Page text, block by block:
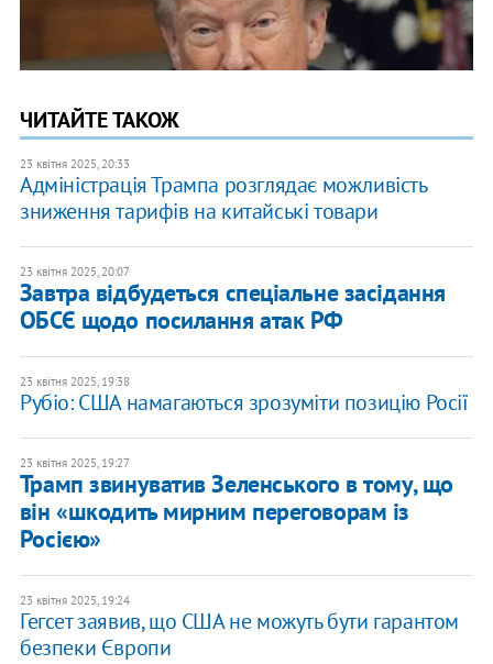
ЧИТАЙТЕ ТАКОЖ
23 квітня 2025, 20:33
Адміністрація Трампа розглядає можливість
зниження тарифів на китайські товари
23 квітня 2025, 20:07
Завтра відбудеться спеціальне засідання
ОБСЄ щодо посилання атак РФ
23 квітня 2025, 19:38
Рубіо: США намагаються зрозуміти позицію Росії
23 квітня 2025, 19:27
Трамп звинуватив Зеленського в тому, що
він «шкодить мирним переговорам із
Росією»
23 квітня 2025, 19:24
Гегсет заявив, що США не можуть бути гарантом
безпеки Європи